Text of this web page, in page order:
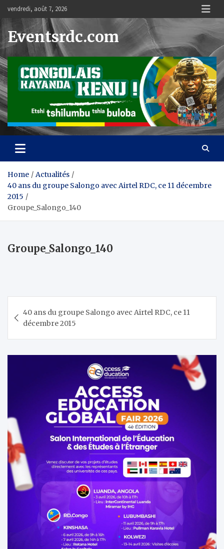
content
vendredi, août 7, 2026
Eventsrdc.com
Home
Actualités
40 ans du groupe Salongo avec Airtel RDC, ce 11 décembre
2015
Groupe_Salongo_140
Groupe_Salongo_140
de
l’article
40 ans du groupe Salongo avec Airtel RDC, ce 11
décembre 2015